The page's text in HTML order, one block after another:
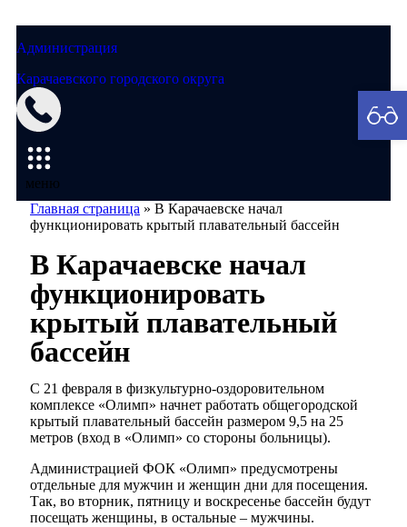
Администрация
Карачаевского городского округа
меню
Главная страница » В Карачаевске начал
функционировать крытый плавательный бассейн
В Карачаевске начал
функционировать
крытый плавательный
бассейн
С 21 февраля в физкультурно-оздоровительном
комплексе «Олимп» начнет работать общегородской
крытый плавательный бассейн размером 9,5 на 25
метров (вход в «Олимп» со стороны больницы).
Администрацией ФОК «Олимп» предусмотрены
отдельные для мужчин и женщин дни для посещения.
Так, во вторник, пятницу и воскресенье бассейн будут
посещать женщины, в остальные – мужчины.
Мэрия